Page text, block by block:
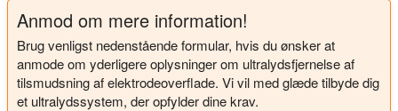
Anmod om mere information!
Brug venligst nedenstående formular, hvis du ønsker at
anmode om yderligere oplysninger om ultralydsfjernelse af
tilsmudsning af elektrodeoverflade. Vi vil med glæde tilbyde dig
et ultralydssystem, der opfylder dine krav.